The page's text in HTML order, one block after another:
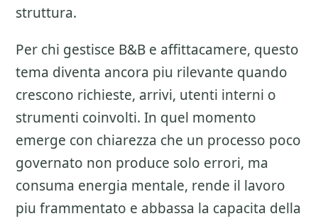
struttura.
Per chi gestisce B&B e affittacamere, questo
tema diventa ancora piu rilevante quando
crescono richieste, arrivi, utenti interni o
strumenti coinvolti. In quel momento
emerge con chiarezza che un processo poco
governato non produce solo errori, ma
consuma energia mentale, rende il lavoro
piu frammentato e abbassa la capacita della